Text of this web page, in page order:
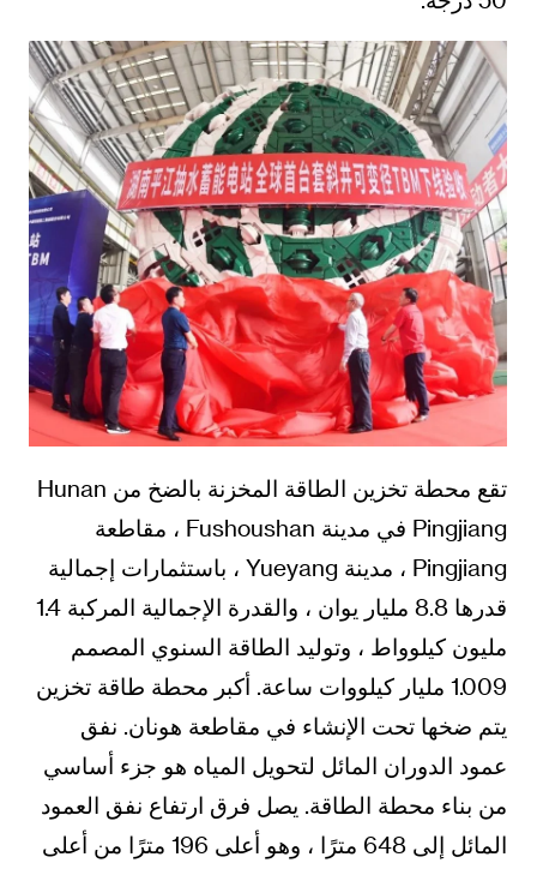
تقع محطة تخزين الطاقة المخزنة بالضخ من Hunan
Pingjiang في مدينة Fushoushan ، مقاطعة
Pingjiang ، مدينة Yueyang ، باستثمارات إجمالية
قدرها 8.8 مليار يوان ، والقدرة الإجمالية المركبة 1.4
مليون كيلوواط ، وتوليد الطاقة السنوي المصمم
1.009 مليار كيلووات ساعة. أكبر محطة طاقة تخزين
يتم ضخها تحت الإنشاء في مقاطعة هونان. نفق
عمود الدوران المائل لتحويل المياه هو جزء أساسي
من بناء محطة الطاقة. يصل فرق ارتفاع نفق العمود
المائل إلى 648 مترًا ، وهو أعلى 196 مترًا من أعلى